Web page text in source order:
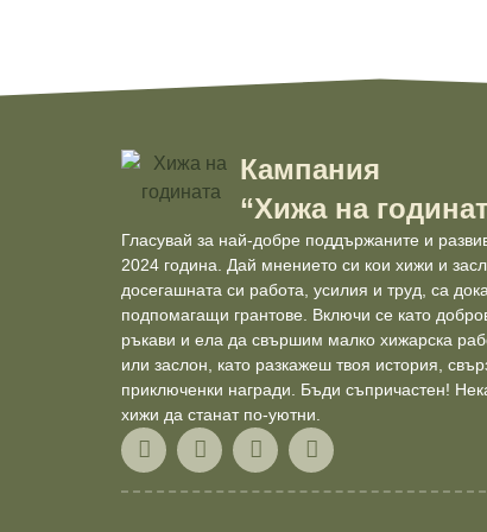
Кампания
“Хижа на
Гласувай за най-добре поддържаните и
2024 година. Дай мнението си кои хижи и
досегашната си работа, усилия и труд, са
подпомагащи грантове. Включи се като
ръкави и ела да свършим малко хижарска
или заслон, като разкажеш твоя история,
приключенки награди. Бъди съпричастен!
хижи да станат по-уютни.